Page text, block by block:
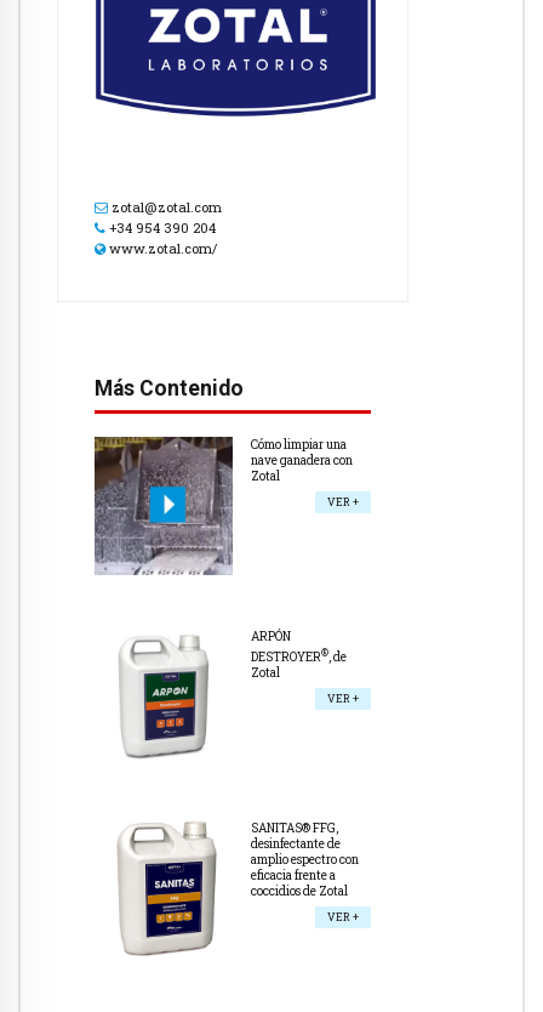
zotal@zotal.com
+34 954 390 204
www.zotal.com/
Más Contenido
Cómo limpiar una
nave ganadera con
Zotal
VER +
ARPÓN
DESTROYER®, de
Zotal
VER +
SANITAS® FFG,
desinfectante de
amplio espectro con
eficacia frente a
coccidios de Zotal
VER +